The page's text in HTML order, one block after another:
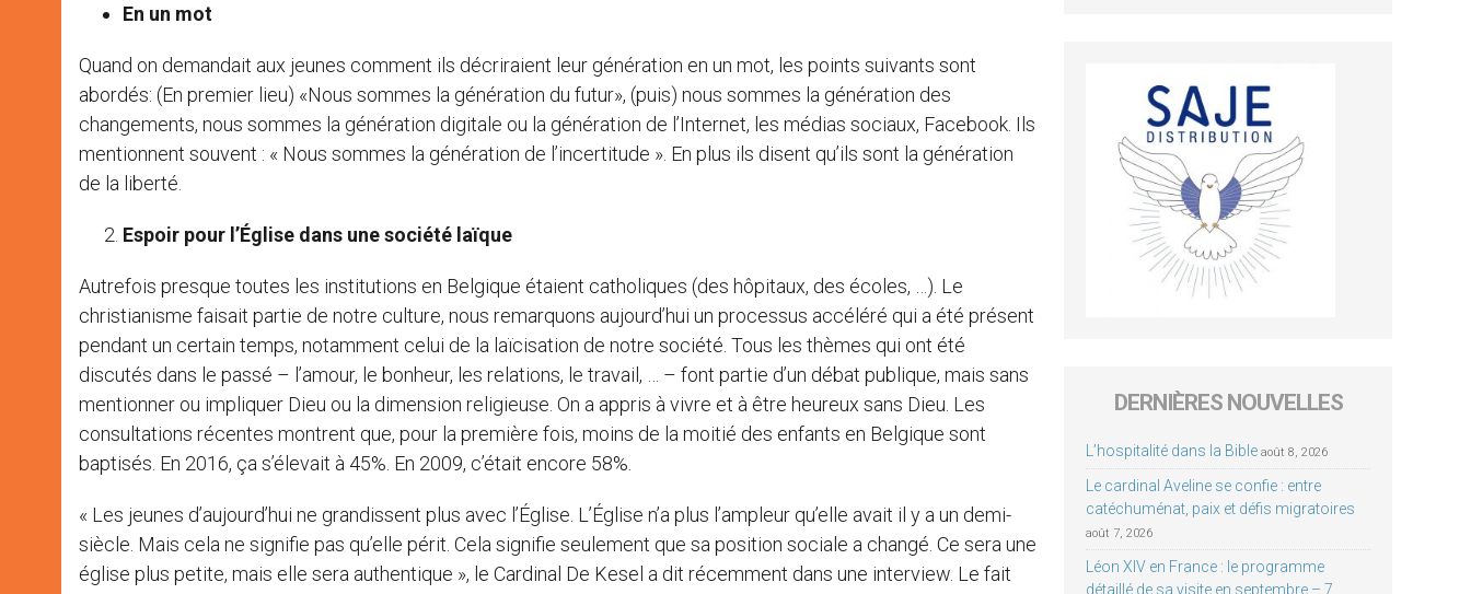
En un mot
Quand on demandait aux jeunes comment ils décriraient leur génération en un mot, les points suivants sont
abordés: (En premier lieu) «Nous sommes la génération du futur», (puis) nous sommes la génération des
changements, nous sommes la génération digitale ou la génération de l’Internet, les médias sociaux, Facebook. Ils
mentionnent souvent : « Nous sommes la génération de l’incertitude ». En plus ils disent qu’ils sont la génération
de la liberté.
Espoir pour l’Église dans une société laïque
Autrefois presque toutes les institutions en Belgique étaient catholiques (des hôpitaux, des écoles, …). Le
christianisme faisait partie de notre culture, nous remarquons aujourd’hui un processus accéléré qui a été présent
pendant un certain temps, notamment celui de la laïcisation de notre société. Tous les thèmes qui ont été
discutés dans le passé – l’amour, le bonheur, les relations, le travail, … – font partie d’un débat publique, mais sans
mentionner ou impliquer Dieu ou la dimension religieuse. On a appris à vivre et à être heureux sans Dieu. Les
consultations récentes montrent que, pour la première fois, moins de la moitié des enfants en Belgique sont
baptisés. En 2016, ça s’élevait à 45%. En 2009, c’était encore 58%.
« Les jeunes d’aujourd’hui ne grandissent plus avec l’Église. L’Église n’a plus l’ampleur qu’elle avait il y a un demi-
siècle. Mais cela ne signifie pas qu’elle périt. Cela signifie seulement que sa position sociale a changé. Ce sera une
église plus petite, mais elle sera authentique », le Cardinal De Kesel a dit récemment dans une interview. Le fait
DERNIÈRES NOUVELLES
L’hospitalité dans la Bible août 8, 2026
Le cardinal Aveline se confie : entre
catéchuménat, paix et défis migratoires
août 7, 2026
Léon XIV en France : le programme
détaillé de sa visite en septembre – 7